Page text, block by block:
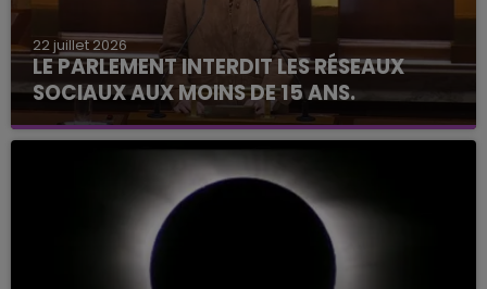
22 juillet 2026
LE PARLEMENT INTERDIT LES RÉSEAUX
SOCIAUX AUX MOINS DE 15 ANS.